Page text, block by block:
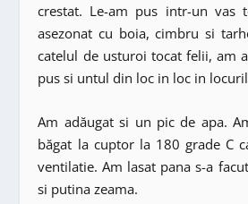
crestat. Le-am pus intr-un vas
asezonat cu boia, cimbru si
catelul de usturoi tocat felii, am
pus si untul din loc in loc in
Am adăugat si un pic de apa.
băgat la cuptor la 180 grade C
ventilatie. Am lasat pana s-a
si putina zeama.